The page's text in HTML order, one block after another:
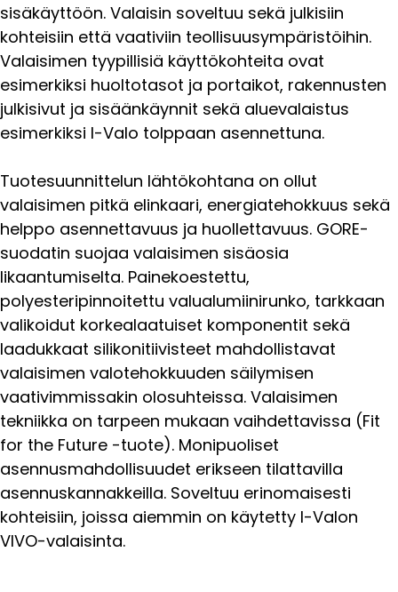
sisäkäyttöön. Valaisin soveltuu sekä julkisiin
kohteisiin että vaativiin teollisuusympäristöihin.
Valaisimen tyypillisiä käyttökohteita ovat
esimerkiksi huoltotasot ja portaikot, rakennusten
julkisivut ja sisäänkäynnit sekä aluevalaistus
esimerkiksi I-Valo tolppaan asennettuna.
Tuotesuunnittelun lähtökohtana on ollut
valaisimen pitkä elinkaari, energiatehokkuus sekä
helppo asennettavuus ja huollettavuus. GORE-
suodatin suojaa valaisimen sisäosia
likaantumiselta. Painekoestettu,
polyesteripinnoitettu valualumiinirunko, tarkkaan
valikoidut korkealaatuiset komponentit sekä
laadukkaat silikonitiivisteet mahdollistavat
valaisimen valotehokkuuden säilymisen
vaativimmissakin olosuhteissa. Valaisimen
tekniikka on tarpeen mukaan vaihdettavissa (Fit
for the Future -tuote). Monipuoliset
asennusmahdollisuudet erikseen tilattavilla
asennuskannakkeilla. Soveltuu erinomaisesti
kohteisiin, joissa aiemmin on käytetty I-Valon
VIVO-valaisinta.